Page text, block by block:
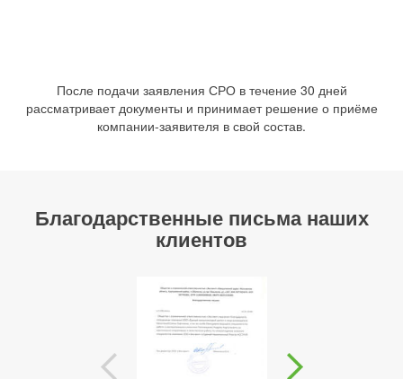
После подачи заявления СРО в течение 30 дней
рассматривает документы и принимает решение о приёме
компании-заявителя в свой состав.
Благодарственные письма наших
клиентов